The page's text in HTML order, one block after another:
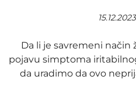
Da li je savremeni način
pojavu simptoma
da uradimo da ovo